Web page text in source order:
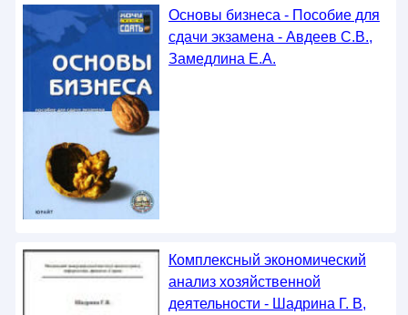
Основы бизнеса - Пособие для
сдачи экзамена - Авдеев С.В.,
Замедлина Е.А.
Комплексный экономический
анализ хозяйственной
деятельности - Шадрина Г. В,